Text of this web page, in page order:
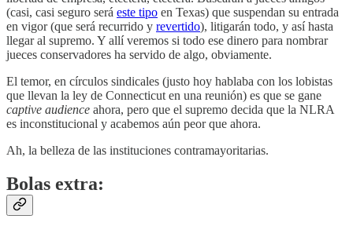
(casi, casi seguro será este tipo en Texas) que suspendan su entrada
en vigor (que será recurrido y revertido), litigarán todo, y así hasta
llegar al supremo. Y allí veremos si todo ese dinero para nombrar
jueces conservadores ha servido de algo, obviamente.
El temor, en círculos sindicales (justo hoy hablaba con los lobistas
que llevan la ley de Connecticut en una reunión) es que se gane
captive audience ahora, pero que el supremo decida que la NLRA
es inconstitucional y acabemos aún peor que ahora.
Ah, la belleza de las instituciones contramayoritarias.
Bolas extra: